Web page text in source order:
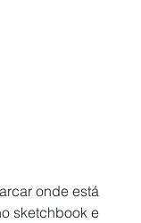
onde está
sketchbook e